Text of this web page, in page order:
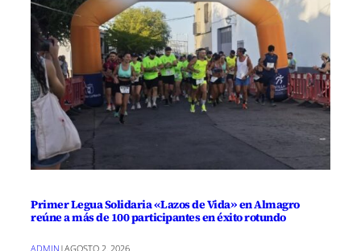
Primer Legua Solidaria «Lazos de Vida» en Almagro
reúne a más de 100 participantes en éxito rotundo
ADMIN |AGOSTO 2, 2026